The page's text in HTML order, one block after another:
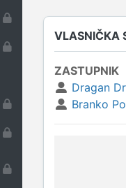
VLASNIČKA
ZASTUPNIK
Dragan
Branko